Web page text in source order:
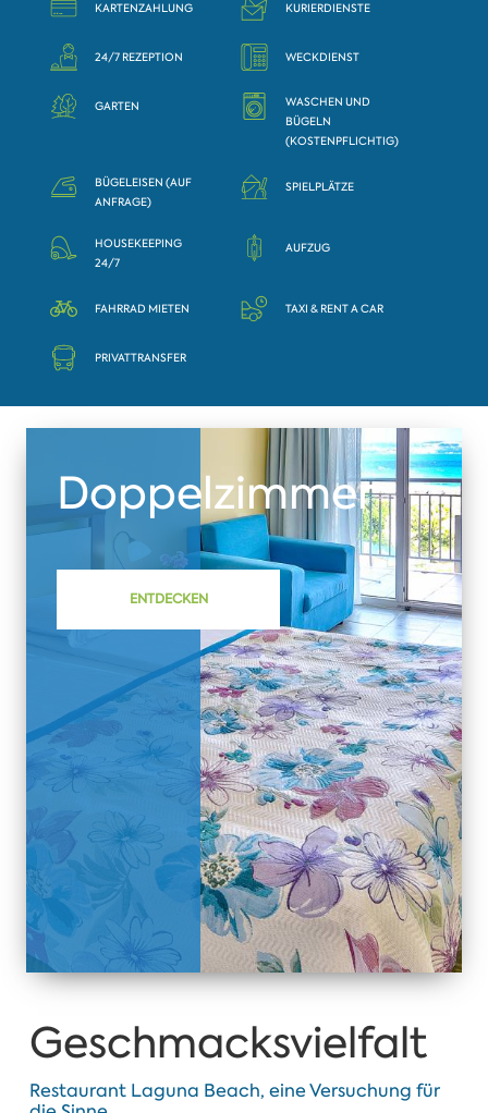
KARTENZAHLUNG KURIERDIENSTE
24/7 REZEPTION WECKDIENST
GARTEN
WASCHEN UND
BÜGELN
(KOSTENPFLICHTIG)
BÜGELEISEN (AUF
ANFRAGE)
SPIELPLÄTZE
HOUSEKEEPING
24/7
AUFZUG
FAHRRAD MIETEN TAXI & RENT A CAR
PRIVATTRANSFER
Doppelzimmer
ENTDECKEN
Geschmacksvielfalt
Restaurant Laguna Beach, eine Versuchung für